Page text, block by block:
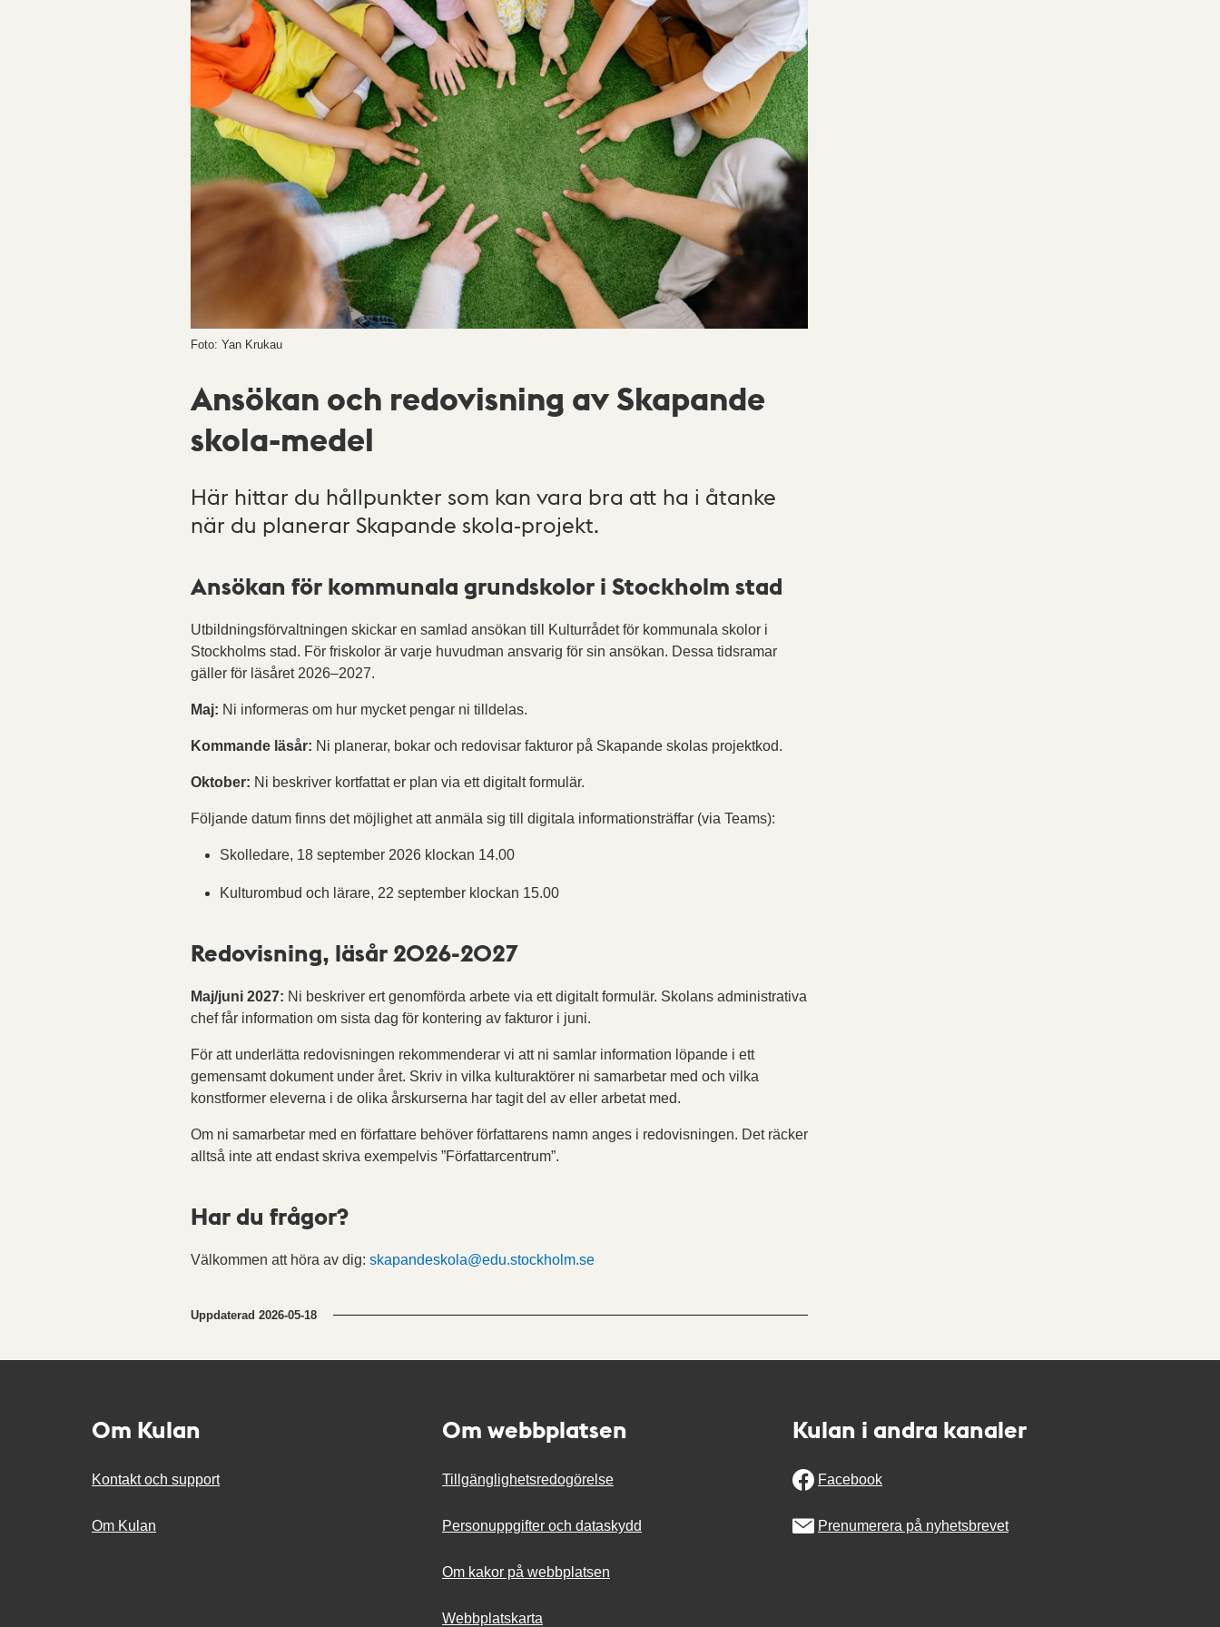
Foto: Yan Krukau
Ansökan och redovisning av Skapande
skola-medel
Här hittar du hållpunkter som kan vara bra att ha i åtanke
när du planerar Skapande skola-projekt.
Ansökan för kommunala grundskolor i Stockholm stad
Utbildningsförvaltningen skickar en samlad ansökan till Kulturrådet för kommunala skolor i
Stockholms stad. För friskolor är varje huvudman ansvarig för sin ansökan. Dessa tidsramar
gäller för läsåret 2026–2027.
Maj: Ni informeras om hur mycket pengar ni tilldelas.
Kommande läsår: Ni planerar, bokar och redovisar fakturor på Skapande skolas projektkod.
Oktober: Ni beskriver kortfattat er plan via ett digitalt formulär.
Följande datum finns det möjlighet att anmäla sig till digitala informationsträffar (via Teams):
Skolledare, 18 september 2026 klockan 14.00
Kulturombud och lärare, 22 september klockan 15.00
Redovisning, läsår 2026-2027
Maj/juni 2027: Ni beskriver ert genomförda arbete via ett digitalt formulär. Skolans administrativa
chef får information om sista dag för kontering av fakturor i juni.
För att underlätta redovisningen rekommenderar vi att ni samlar information löpande i ett
gemensamt dokument under året. Skriv in vilka kulturaktörer ni samarbetar med och vilka
konstformer eleverna i de olika årskurserna har tagit del av eller arbetat med.
Om ni samarbetar med en författare behöver författarens namn anges i redovisningen. Det räcker
alltså inte att endast skriva exempelvis ”Författarcentrum”.
Har du frågor?
Välkommen att höra av dig:skapandeskola@edu.stockholm.se
Uppdaterad2026-05-18
Om Kulan
Kontakt och support
Om Kulan
Om webbplatsen
Tillgänglighetsredogörelse
Personuppgifter och dataskydd
Om kakor på webbplatsen
Webbplatskarta
Kulan i andra kanaler
Facebook
Prenumerera på nyhetsbrevet